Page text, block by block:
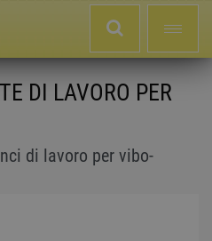
DI LAVORO PER
di lavoro per vibo-